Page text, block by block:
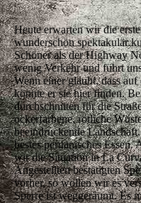
Heute erwarten wir die
wunderschön spektakulär
Schöner als der Highway
wenig Verkehr und führt
Wenn einer glaubt, dass
könnte er sie hier finden.
durchschnitten für die
ockerfarbene, rötliche
beeindruckende
bestes peruanisches Essen.
wir die Situation in La
Angestellten bestätigten
vorher, so wollen wir es
Sperre ist weggeräumt. Es